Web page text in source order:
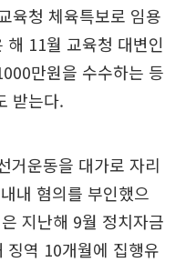
육청 체육특보로 임용
11월 교육청 대변인
만원을 수수하는 등
받는다.
거운동을 대가로 자리
내 혐의를 부인했으
지난해 9월 정치자금
징역 10개월에 집행유